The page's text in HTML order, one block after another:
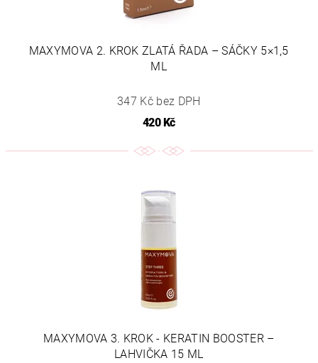
MAXYMOVA 2. KROK ZLATÁ ŘADA – SÁČKY 5×1,5
ML
347 Kč bez DPH
420 Kč
MAXYMOVA 3. KROK - KERATIN BOOSTER –
LAHVIČKA 15 ML